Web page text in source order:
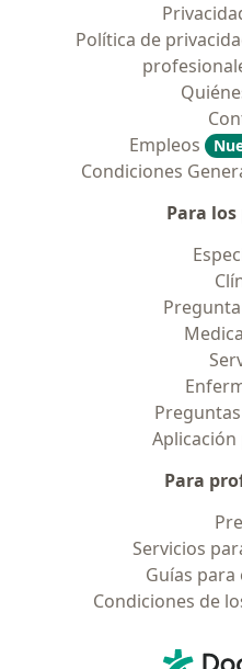
Política de
Empleos
Condiciones
Para
Para
Servicios
Guías para
Condiciones de